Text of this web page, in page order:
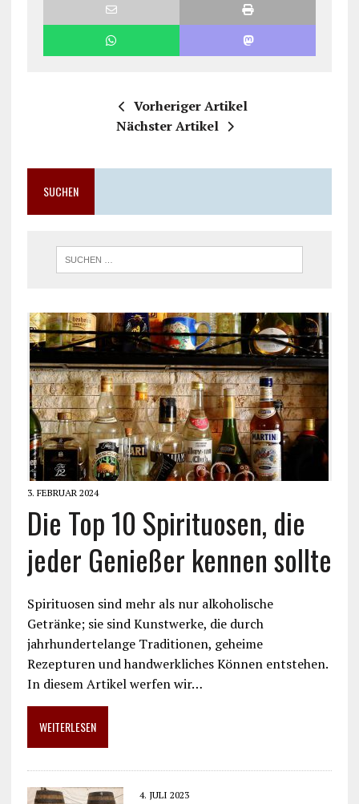
Vorheriger Artikel
Nächster Artikel
SUCHEN
3. FEBRUAR 2024
Die Top 10 Spirituosen, die
jeder Genießer kennen sollte
Spirituosen sind mehr als nur alkoholische
Getränke; sie sind Kunstwerke, die durch
jahrhundertelange Traditionen, geheime
Rezepturen und handwerkliches Können entstehen.
In diesem Artikel werfen wir…
WEITERLESEN
4. JULI 2023